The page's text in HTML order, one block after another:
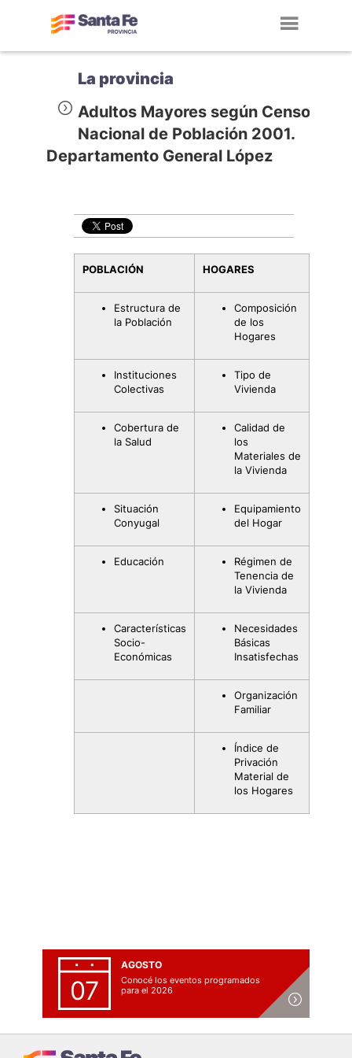
La provincia
Adultos Mayores según Censo
Nacional de Población 2001.
Departamento General López
POBLACIÓN HOGARES
Estructura de
la Población
Composición
de los
Hogares
Instituciones
Colectivas
Tipo de
Vivienda
Cobertura de
la Salud
Calidad de
los
Materiales de
la Vivienda
Situación
Conyugal
Equipamiento
del Hogar
Educación
Régimen de
Tenencia de
la Vivienda
Características
Socio-
Económicas
Necesidades
Básicas
Insatisfechas
Organización
Familiar
Índice de
Privación
Material de
los Hogares
07
AGOSTO
Conocé los eventos programados
para el 2026